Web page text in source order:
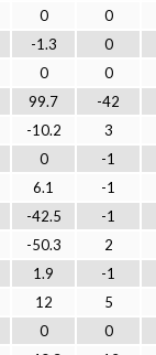
0
0
-1.3
0
0
0
99.7
-42
-10.2
3
0
-1
6.1
-1
-42.5
-1
-50.3
2
1.9
-1
12
5
0
0